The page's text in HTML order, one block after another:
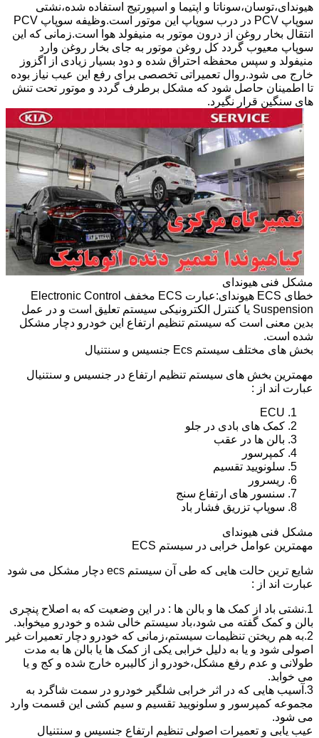
هیوندای،توسان،سوناتا و اپتیما و اسپورتیج استفاده شده،نشتی
سوپاپ PCV در درب سوپاپ این موتور است.وظیفه سوپاپ PCV
انتقال بخار روغن از درون موتور به منیفولد هوا است.زمانی که این
سوپاپ معیوب گردد کل روغن موتور به جای بخار روغن وارد
منیفولد و سپس محفظه احتراق شده و دود بسیار زیادی از اگزوز
خارج می شود.روال تعمیراتی تخصصی برای رفع این عیب نیاز بوده
تا اطمینان حاصل شود که مشکل برطرف گردد و موتور تحت تنش
های سنگین قرار نگیرد.
مشکل فنی هیوندای
خطای ECS هیوندای:عبارت ECS مخفف Electronic Control
Suspension یا کنترل الکترونیکی سیستم تعلیق است و در عمل
بدین معنی است که سیستم تنظیم ارتفاع این خودرو دچار مشکل
شده است.
بخش های مختلف سیستم Ecs جنسیس و سنتنیال
مهمترین بخش های سیستم تنظیم ارتفاع در جنسیس و سنتنیال
عبارت اند از :
ECU
کمک های بادی در جلو
بالن ها در عقب
کمپرسور
سلونویید تقسیم
ریسرور
سنسور های ارتفاع سنج
سوپاپ تزریق فشار باد
مشکل فنی هیوندای
مهمترین عوامل خرابی در سیستم ECS
شایع ترین حالت هایی که طی آن سیستم ecs دچار مشکل می شود
عبارت اند از :
1.نشتی باد از کمک ها و بالن ها : در این وضعیت که به اصلاح پنچری
بالن و کمک گفته می شود،باد سیستم خالی شده و خودرو میخوابد.
2.به هم ریختن تنظیمات سیستم،زمانی که خودرو دچار تعمیرات غیر
اصولی شود و یا به دلیل خرابی یکی از کمک ها یا بالن ها به مدت
طولانی و عدم رفع مشکل،خودرو از کالیبره خارج شده و کج و یا
می خوابد.
3.آسیب هایی که در اثر خرابی شلگیر خودرو در سمت شاگرد به
مجموعه کمپرسور و سلونویید تقسیم و سیم کشی این قسمت وارد
می شود.
عیب یابی و تعمیرات اصولی تنظیم ارتفاع جنسیس و سنتنیال